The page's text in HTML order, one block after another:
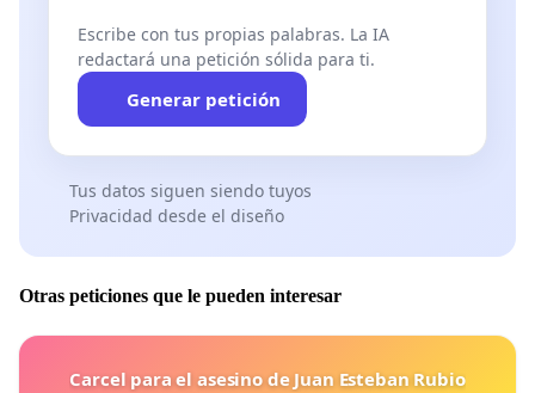
Escribe con tus propias palabras. La IA
redactará una petición sólida para ti.
Generar petición
Tus datos siguen siendo tuyos
Privacidad desde el diseño
Otras peticiones que le pueden interesar
Carcel para el asesino de Juan Esteban Rubio